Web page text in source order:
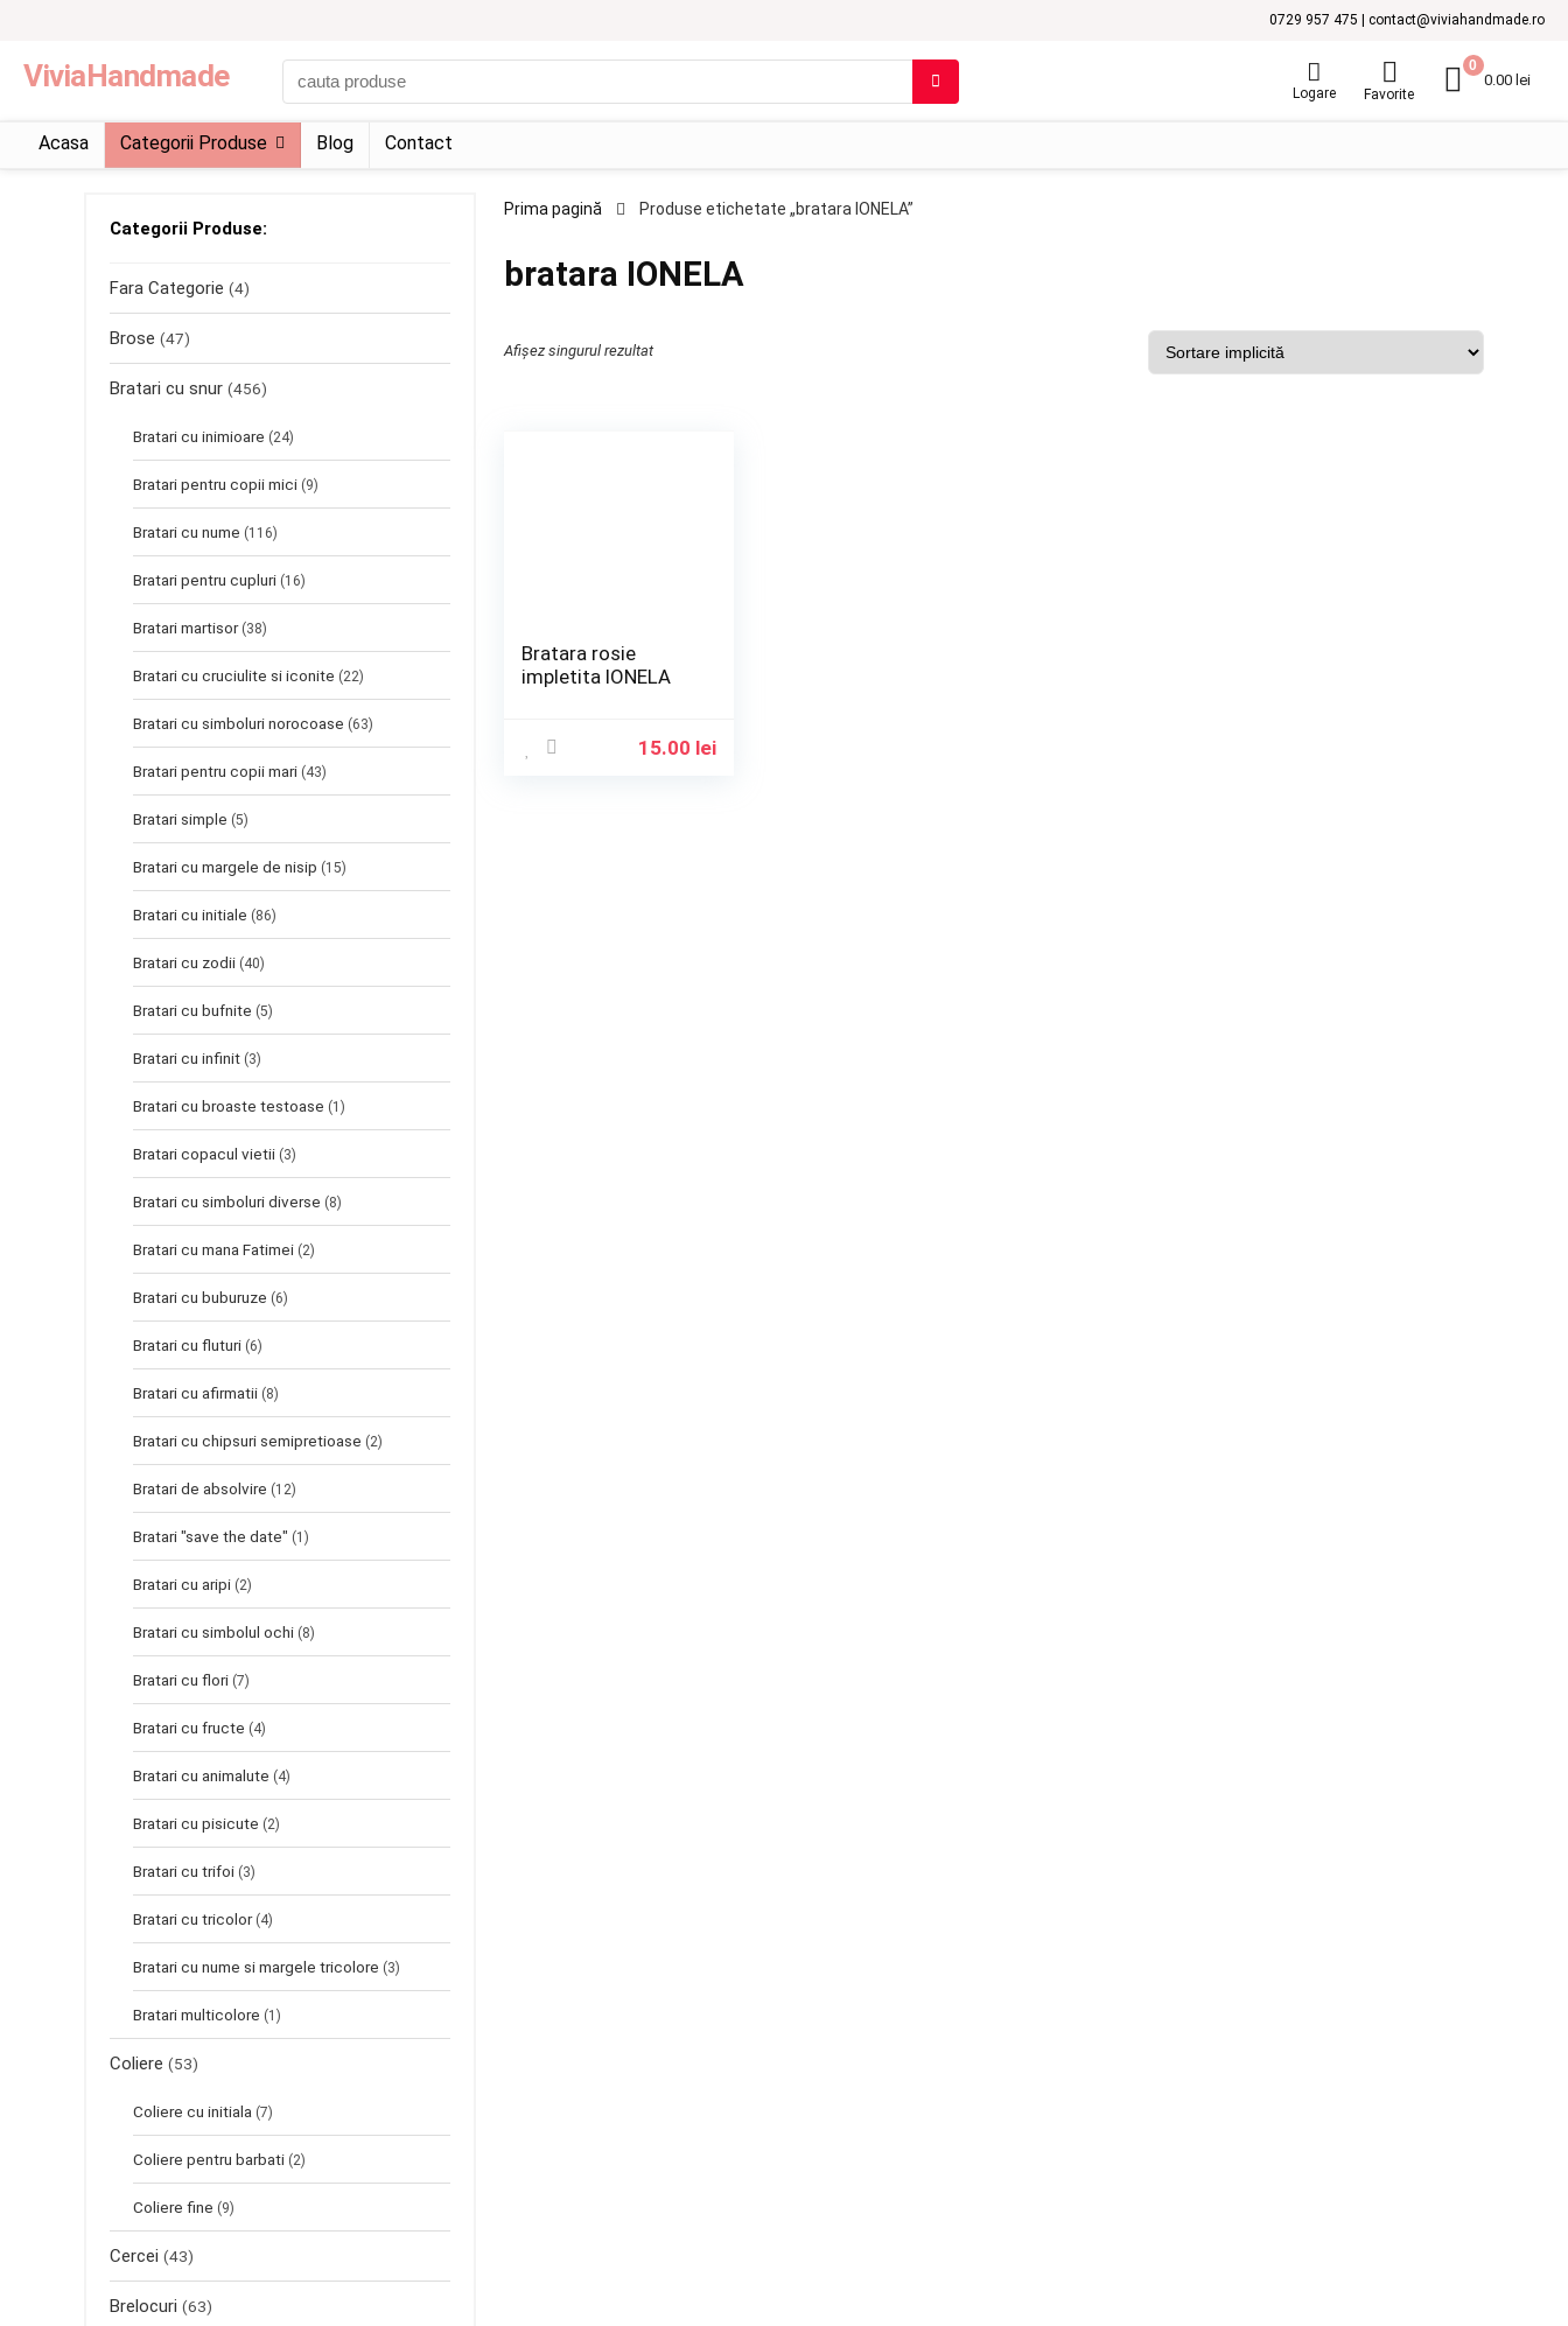
0729 957 475 | contact@viviahandmade.ro
ViviaHandmade
Logare Favorite
0
0.00 lei
Acasa Categorii Produse Blog Contact
Categorii Produse:
Fara Categorie (4)
Brose (47)
Bratari cu snur (456)
Bratari cu inimioare (24)
Bratari pentru copii mici (9)
Bratari cu nume (116)
Bratari pentru cupluri (16)
Bratari martisor (38)
Bratari cu cruciulite si iconite (22)
Bratari cu simboluri norocoase (63)
Bratari pentru copii mari (43)
Bratari simple (5)
Bratari cu margele de nisip (15)
Bratari cu initiale (86)
Bratari cu zodii (40)
Bratari cu bufnite (5)
Bratari cu infinit (3)
Bratari cu broaste testoase (1)
Bratari copacul vietii (3)
Bratari cu simboluri diverse (8)
Bratari cu mana Fatimei (2)
Bratari cu buburuze (6)
Bratari cu fluturi (6)
Bratari cu afirmatii (8)
Bratari cu chipsuri semipretioase (2)
Bratari de absolvire (12)
Bratari "save the date" (1)
Bratari cu aripi (2)
Bratari cu simbolul ochi (8)
Bratari cu flori (7)
Bratari cu fructe (4)
Bratari cu animalute (4)
Bratari cu pisicute (2)
Bratari cu trifoi (3)
Bratari cu tricolor (4)
Bratari cu nume si margele tricolore (3)
Bratari multicolore (1)
Coliere (53)
Coliere cu initiala (7)
Coliere pentru barbati (2)
Coliere fine (9)
Cercei (43)
Brelocuri (63)
Prima pagină Produse etichetate „bratara IONELA”
bratara IONELA
Afișez singurul rezultat
Bratara rosie
impletita IONELA
15.00 lei